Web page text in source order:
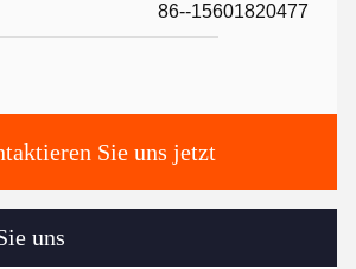
86--15601820477
Sie uns jetzt
uns